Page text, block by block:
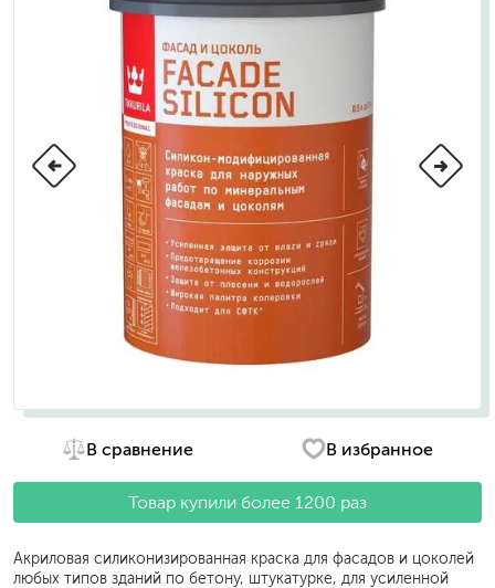
В сравнение В избранное
Товар купили более 1200 раз
Акриловая силиконизированная краска для фасадов и цоколей
любых типов зданий по бетону, штукатурке, для усиленной